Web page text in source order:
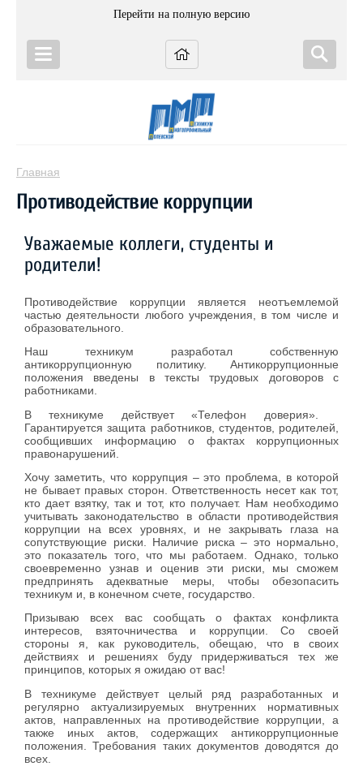
Перейти на полную версию
Главная
Противодействие коррупции
Уважаемые коллеги, студенты и
родители!
Противодействие коррупции является неотъемлемой
частью деятельности любого учреждения, в том числе и
образовательного.
Наш техникум разработал собственную
антикоррупционную политику. Антикоррупционные
положения введены в тексты трудовых договоров с
работниками.
В техникуме действует «Телефон доверия».
Гарантируется защита работников, студентов, родителей,
сообщивших информацию о фактах коррупционных
правонарушений.
Хочу заметить, что коррупция – это проблема, в которой
не бывает правых сторон. Ответственность несет как тот,
кто дает взятку, так и тот, кто получает. Нам необходимо
учитывать законодательство в области противодействия
коррупции на всех уровнях, и не закрывать глаза на
сопутствующие риски. Наличие риска – это нормально,
это показатель того, что мы работаем. Однако, только
своевременно узнав и оценив эти риски, мы сможем
предпринять адекватные меры, чтобы обезопасить
техникум и, в конечном счете, государство.
Призываю всех вас сообщать о фактах конфликта
интересов, взяточничества и коррупции. Со своей
стороны я, как руководитель, обещаю, что в своих
действиях и решениях буду придерживаться тех же
принципов, которых я ожидаю от вас!
В техникуме действует целый ряд разработанных и
регулярно актуализируемых внутренних нормативных
актов, направленных на противодействие коррупции, а
также иных актов, содержащих антикоррупционные
положения. Требования таких документов доводятся до
всех.